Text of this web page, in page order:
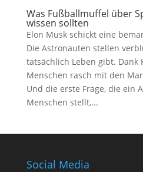
Was Fußballmuffel über
wissen sollten
Elon Musk schickt eine
Die Astronauten stellen
tatsächlich Leben gibt. Dank
Menschen rasch mit den
Und die erste Frage, die ein
Menschen stellt,...
Social Media